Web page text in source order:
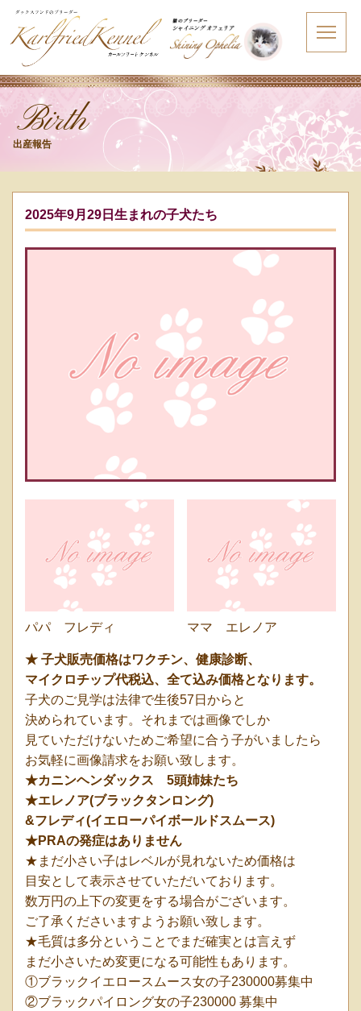
Birth
出産報告
2025年9月29日生まれの子犬たち
パパ フレディ ママ エレノア
★ 子犬販売価格はワクチン、健康診断、
マイクロチップ代税込、全て込み価格となります。
子犬のご見学は法律で生後57日からと
決められています。それまでは画像でしか
見ていただけないためご希望に合う子がいましたら
お気軽に画像請求をお願い致します。
★カニンヘンダックス 5頭姉妹たち
★エレノア(ブラックタンロング)
&フレディ(イエローパイボールドスムース)
★PRAの発症はありません
★まだ小さい子はレベルが見れないため価格は
目安として表示させていただいております。
数万円の上下の変更をする場合がございます。
ご了承くださいますようお願い致します。
★毛質は多分ということでまだ確実とは言えず
まだ小さいため変更になる可能性もあります。
①ブラックイエロースムース女の子230000募集中
②ブラックパイロング女の子230000 募集中